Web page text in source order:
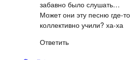
забавно было слушать…
Может они эту песню где-то
коллективно учили? ха-ха
Ответить